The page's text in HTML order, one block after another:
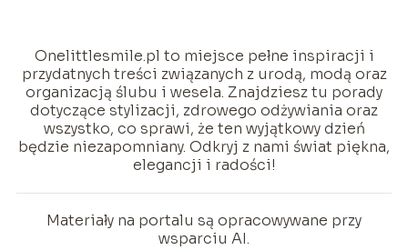
Onelittlesmile.pl to miejsce pełne inspiracji i
przydatnych treści związanych z urodą, modą oraz
organizacją ślubu i wesela. Znajdziesz tu porady
dotyczące stylizacji, zdrowego odżywiania oraz
wszystko, co sprawi, że ten wyjątkowy dzień
będzie niezapomniany. Odkryj z nami świat piękna,
elegancji i radości!
Materiały na portalu są opracowywane przy
wsparciu AI.